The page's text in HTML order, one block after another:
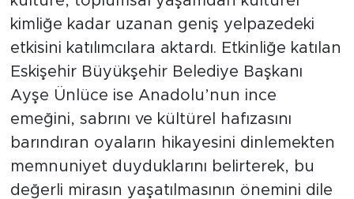
kimliğe kadar uzanan geniş yelpazedeki
etkisini katılımcılara aktardı. Etkinliğe katılan
Eskişehir Büyükşehir Belediye Başkanı
Ayşe Ünlüce ise Anadolu’nun ince
emeğini, sabrını ve kültürel hafızasını
barındıran oyaların hikayesini dinlemekten
memnuniyet duyduklarını belirterek, bu
değerli mirasın yaşatılmasının önemini dile